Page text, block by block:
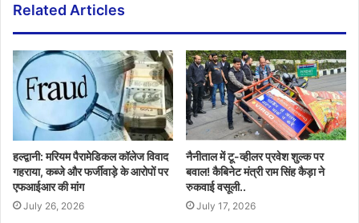
Related Articles
हल्द्वानी: मरियम पैरामेडिकल कॉलेज विवाद
गहराया, कब्जे और फर्जीवाड़े के आरोपों पर
एफआईआर की मांग
July 26, 2026
नैनीताल में टू-व्हीलर प्रवेश शुल्क पर
बवाल! कैबिनेट मंत्री राम सिंह कैड़ा ने
रुकवाई वसूली..
July 17, 2026